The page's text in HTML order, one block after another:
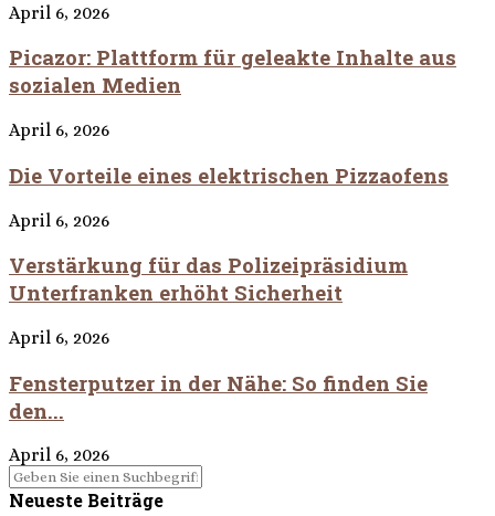
April 6, 2026
Picazor: Plattform für geleakte Inhalte aus
sozialen Medien
April 6, 2026
Die Vorteile eines elektrischen Pizzaofens
April 6, 2026
Verstärkung für das Polizeipräsidium
Unterfranken erhöht Sicherheit
April 6, 2026
Fensterputzer in der Nähe: So finden Sie
den...
April 6, 2026
Neueste Beiträge